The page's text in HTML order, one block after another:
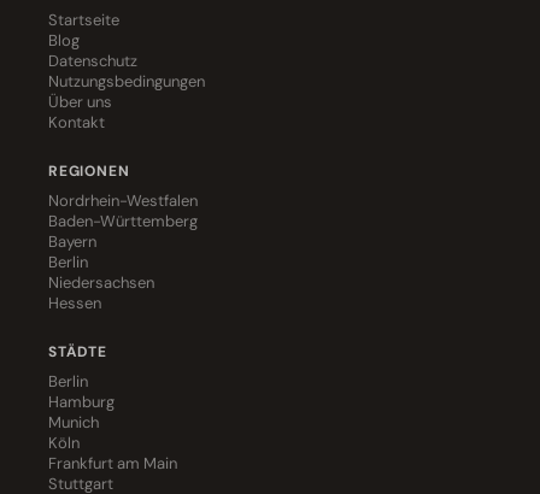
Startseite
Blog
Datenschutz
Nutzungsbedingungen
Über uns
Kontakt
REGIONEN
Nordrhein-Westfalen
Baden-Württemberg
Bayern
Berlin
Niedersachsen
Hessen
STÄDTE
Berlin
Hamburg
Munich
Köln
Frankfurt am Main
Stuttgart